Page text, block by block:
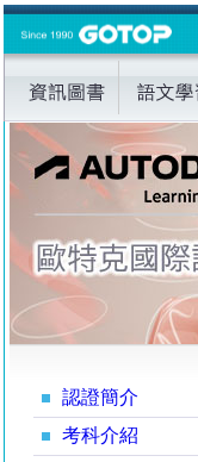
認證簡介
考科介紹